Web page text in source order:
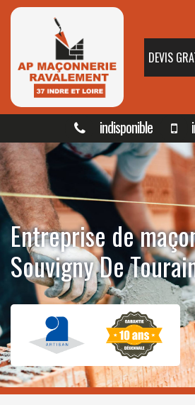
DEVIS
indisponible
Entreprise de
Souvigny De